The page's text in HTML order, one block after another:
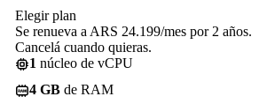
Elegir plan
Se renueva a ARS 24.199/mes por 2 años.
Cancelá cuando quieras.
1 núcleo de vCPU
4 GB de RAM